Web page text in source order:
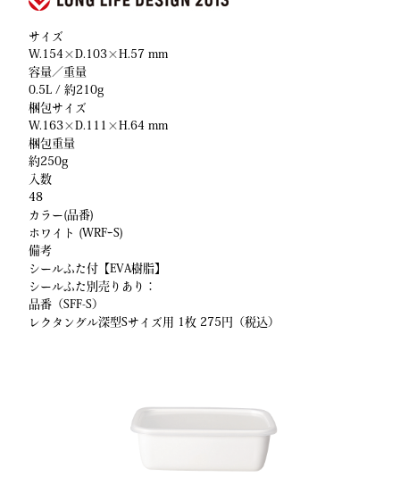
サイズ
W.154×D.103×H.57 mm
容量／重量
0.5L / 約210g
梱包サイズ
W.163×D.111×H.64 mm
梱包重量
約250g
入数
48
カラー(品番)
ホワイト (WRFｰS)
備考
シールふた付【EVA樹脂】
シールふた別売りあり：
品番（SFF-S）
レクタングル深型Sサイズ用 1枚 275円（税込）